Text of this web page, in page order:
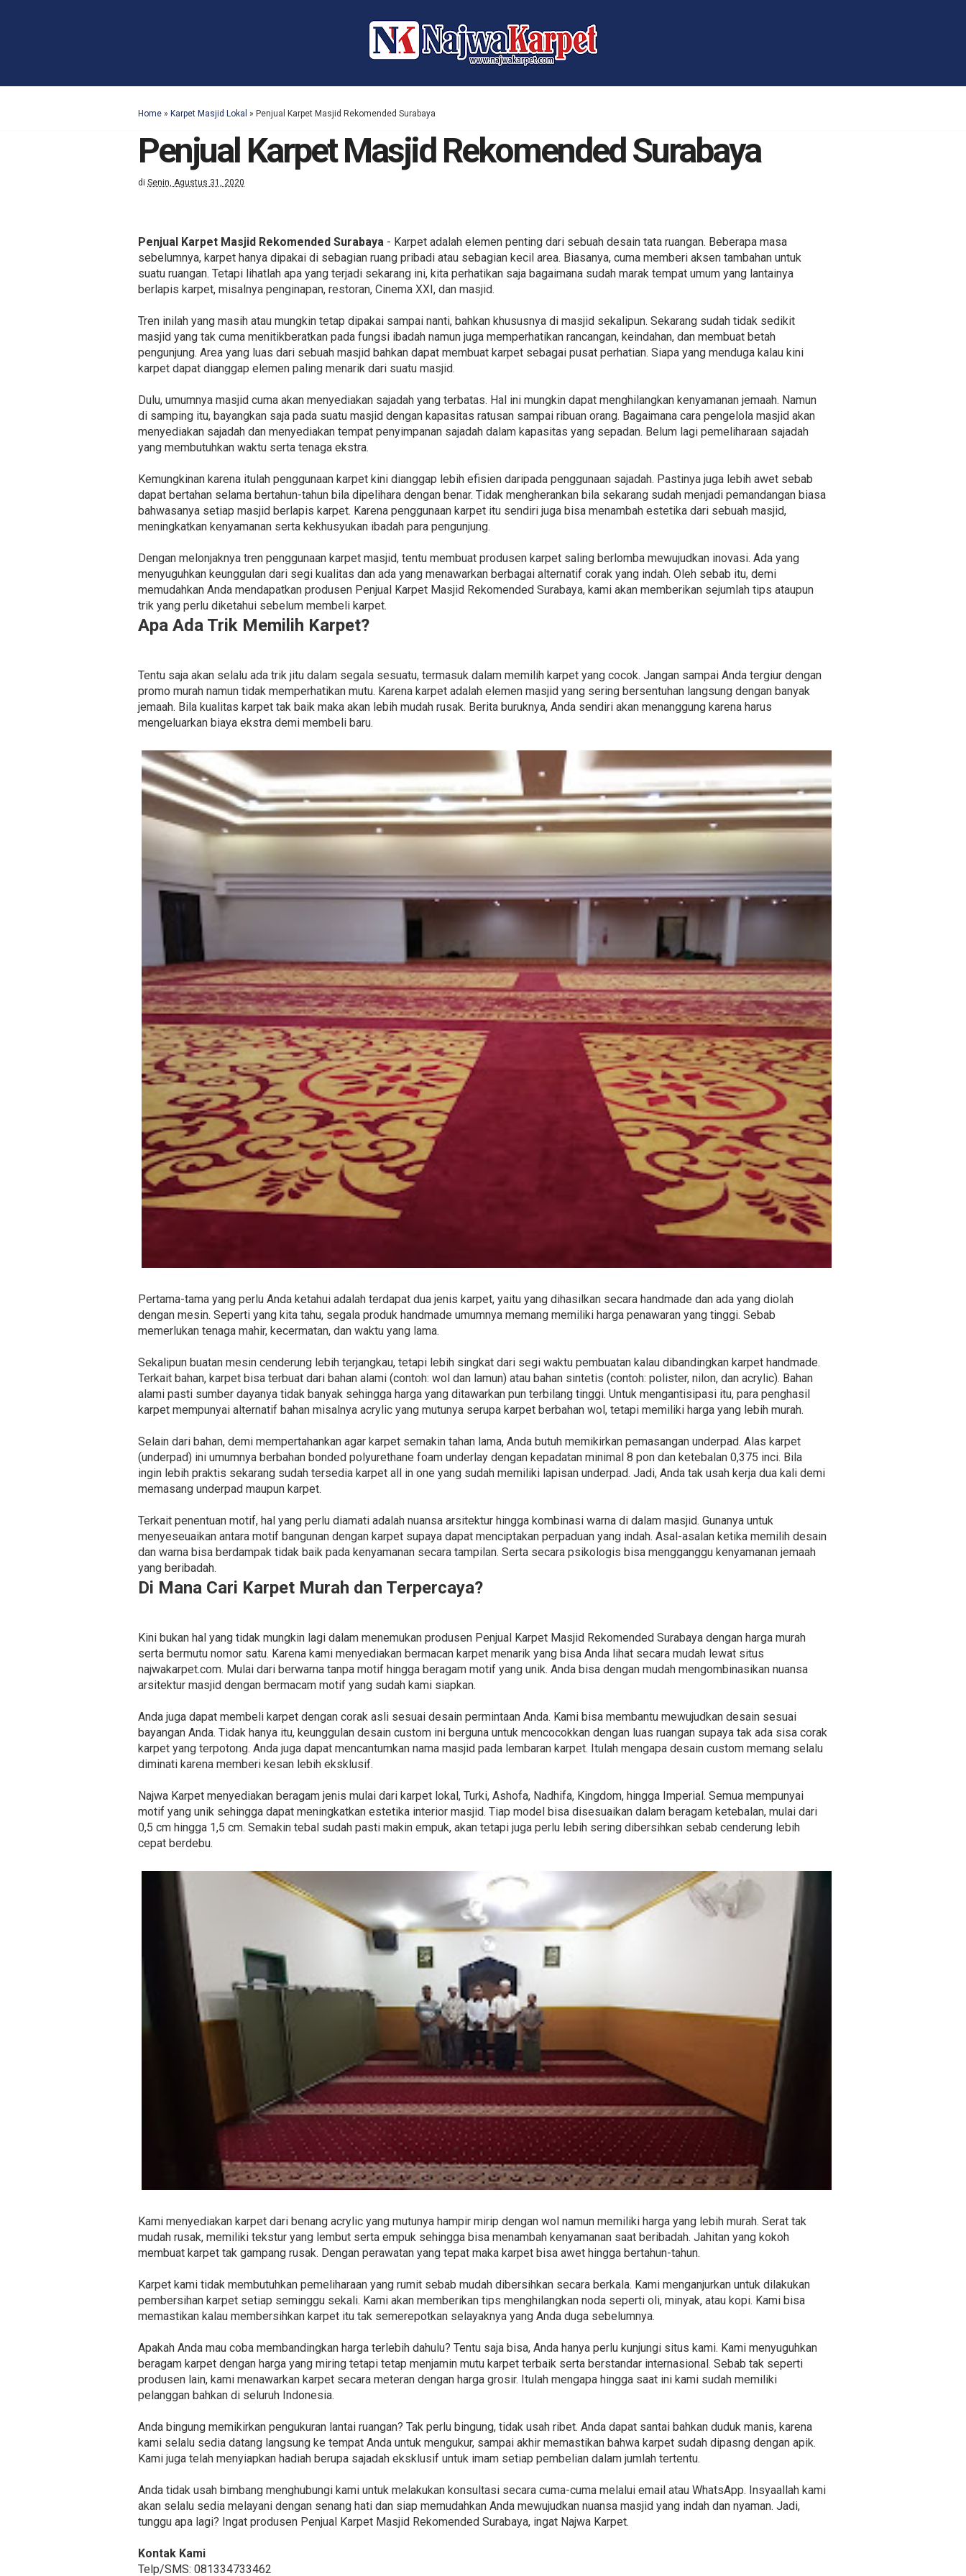
Home » Karpet Masjid Lokal » Penjual Karpet Masjid Rekomended Surabaya
Penjual Karpet Masjid Rekomended Surabaya
di Senin, Agustus 31, 2020
Penjual Karpet Masjid Rekomended Surabaya - Karpet adalah elemen penting dari sebuah desain tata ruangan. Beberapa masa
sebelumnya, karpet hanya dipakai di sebagian ruang pribadi atau sebagian kecil area. Biasanya, cuma memberi aksen tambahan untuk
suatu ruangan. Tetapi lihatlah apa yang terjadi sekarang ini, kita perhatikan saja bagaimana sudah marak tempat umum yang lantainya
berlapis karpet, misalnya penginapan, restoran, Cinema XXI, dan masjid.
Tren inilah yang masih atau mungkin tetap dipakai sampai nanti, bahkan khususnya di masjid sekalipun. Sekarang sudah tidak sedikit
masjid yang tak cuma menitikberatkan pada fungsi ibadah namun juga memperhatikan rancangan, keindahan, dan membuat betah
pengunjung. Area yang luas dari sebuah masjid bahkan dapat membuat karpet sebagai pusat perhatian. Siapa yang menduga kalau kini
karpet dapat dianggap elemen paling menarik dari suatu masjid.
Dulu, umumnya masjid cuma akan menyediakan sajadah yang terbatas. Hal ini mungkin dapat menghilangkan kenyamanan jemaah. Namun
di samping itu, bayangkan saja pada suatu masjid dengan kapasitas ratusan sampai ribuan orang. Bagaimana cara pengelola masjid akan
menyediakan sajadah dan menyediakan tempat penyimpanan sajadah dalam kapasitas yang sepadan. Belum lagi pemeliharaan sajadah
yang membutuhkan waktu serta tenaga ekstra.
Kemungkinan karena itulah penggunaan karpet kini dianggap lebih efisien daripada penggunaan sajadah. Pastinya juga lebih awet sebab
dapat bertahan selama bertahun-tahun bila dipelihara dengan benar. Tidak mengherankan bila sekarang sudah menjadi pemandangan biasa
bahwasanya setiap masjid berlapis karpet. Karena penggunaan karpet itu sendiri juga bisa menambah estetika dari sebuah masjid,
meningkatkan kenyamanan serta kekhusyukan ibadah para pengunjung.
Dengan melonjaknya tren penggunaan karpet masjid, tentu membuat produsen karpet saling berlomba mewujudkan inovasi. Ada yang
menyuguhkan keunggulan dari segi kualitas dan ada yang menawarkan berbagai alternatif corak yang indah. Oleh sebab itu, demi
memudahkan Anda mendapatkan produsen Penjual Karpet Masjid Rekomended Surabaya, kami akan memberikan sejumlah tips ataupun
trik yang perlu diketahui sebelum membeli karpet.
Apa Ada Trik Memilih Karpet?
Tentu saja akan selalu ada trik jitu dalam segala sesuatu, termasuk dalam memilih karpet yang cocok. Jangan sampai Anda tergiur dengan
promo murah namun tidak memperhatikan mutu. Karena karpet adalah elemen masjid yang sering bersentuhan langsung dengan banyak
jemaah. Bila kualitas karpet tak baik maka akan lebih mudah rusak. Berita buruknya, Anda sendiri akan menanggung karena harus
mengeluarkan biaya ekstra demi membeli baru.
Pertama-tama yang perlu Anda ketahui adalah terdapat dua jenis karpet, yaitu yang dihasilkan secara handmade dan ada yang diolah
dengan mesin. Seperti yang kita tahu, segala produk handmade umumnya memang memiliki harga penawaran yang tinggi. Sebab
memerlukan tenaga mahir, kecermatan, dan waktu yang lama.
Sekalipun buatan mesin cenderung lebih terjangkau, tetapi lebih singkat dari segi waktu pembuatan kalau dibandingkan karpet handmade.
Terkait bahan, karpet bisa terbuat dari bahan alami (contoh: wol dan lamun) atau bahan sintetis (contoh: polister, nilon, dan acrylic). Bahan
alami pasti sumber dayanya tidak banyak sehingga harga yang ditawarkan pun terbilang tinggi. Untuk mengantisipasi itu, para penghasil
karpet mempunyai alternatif bahan misalnya acrylic yang mutunya serupa karpet berbahan wol, tetapi memiliki harga yang lebih murah.
Selain dari bahan, demi mempertahankan agar karpet semakin tahan lama, Anda butuh memikirkan pemasangan underpad. Alas karpet
(underpad) ini umumnya berbahan bonded polyurethane foam underlay dengan kepadatan minimal 8 pon dan ketebalan 0,375 inci. Bila
ingin lebih praktis sekarang sudah tersedia karpet all in one yang sudah memiliki lapisan underpad. Jadi, Anda tak usah kerja dua kali demi
memasang underpad maupun karpet.
Terkait penentuan motif, hal yang perlu diamati adalah nuansa arsitektur hingga kombinasi warna di dalam masjid. Gunanya untuk
menyeseuaikan antara motif bangunan dengan karpet supaya dapat menciptakan perpaduan yang indah. Asal-asalan ketika memilih desain
dan warna bisa berdampak tidak baik pada kenyamanan secara tampilan. Serta secara psikologis bisa mengganggu kenyamanan jemaah
yang beribadah.
Di Mana Cari Karpet Murah dan Terpercaya?
Kini bukan hal yang tidak mungkin lagi dalam menemukan produsen Penjual Karpet Masjid Rekomended Surabaya dengan harga murah
serta bermutu nomor satu. Karena kami menyediakan bermacan karpet menarik yang bisa Anda lihat secara mudah lewat situs
najwakarpet.com. Mulai dari berwarna tanpa motif hingga beragam motif yang unik. Anda bisa dengan mudah mengombinasikan nuansa
arsitektur masjid dengan bermacam motif yang sudah kami siapkan.
Anda juga dapat membeli karpet dengan corak asli sesuai desain permintaan Anda. Kami bisa membantu mewujudkan desain sesuai
bayangan Anda. Tidak hanya itu, keunggulan desain custom ini berguna untuk mencocokkan dengan luas ruangan supaya tak ada sisa corak
karpet yang terpotong. Anda juga dapat mencantumkan nama masjid pada lembaran karpet. Itulah mengapa desain custom memang selalu
diminati karena memberi kesan lebih eksklusif.
Najwa Karpet menyediakan beragam jenis mulai dari karpet lokal, Turki, Ashofa, Nadhifa, Kingdom, hingga Imperial. Semua mempunyai
motif yang unik sehingga dapat meningkatkan estetika interior masjid. Tiap model bisa disesuaikan dalam beragam ketebalan, mulai dari
0,5 cm hingga 1,5 cm. Semakin tebal sudah pasti makin empuk, akan tetapi juga perlu lebih sering dibersihkan sebab cenderung lebih
cepat berdebu.
Kami menyediakan karpet dari benang acrylic yang mutunya hampir mirip dengan wol namun memiliki harga yang lebih murah. Serat tak
mudah rusak, memiliki tekstur yang lembut serta empuk sehingga bisa menambah kenyamanan saat beribadah. Jahitan yang kokoh
membuat karpet tak gampang rusak. Dengan perawatan yang tepat maka karpet bisa awet hingga bertahun-tahun.
Karpet kami tidak membutuhkan pemeliharaan yang rumit sebab mudah dibersihkan secara berkala. Kami menganjurkan untuk dilakukan
pembersihan karpet setiap seminggu sekali. Kami akan memberikan tips menghilangkan noda seperti oli, minyak, atau kopi. Kami bisa
memastikan kalau membersihkan karpet itu tak semerepotkan selayaknya yang Anda duga sebelumnya.
Apakah Anda mau coba membandingkan harga terlebih dahulu? Tentu saja bisa, Anda hanya perlu kunjungi situs kami. Kami menyuguhkan
beragam karpet dengan harga yang miring tetapi tetap menjamin mutu karpet terbaik serta berstandar internasional. Sebab tak seperti
produsen lain, kami menawarkan karpet secara meteran dengan harga grosir. Itulah mengapa hingga saat ini kami sudah memiliki
pelanggan bahkan di seluruh Indonesia.
Anda bingung memikirkan pengukuran lantai ruangan? Tak perlu bingung, tidak usah ribet. Anda dapat santai bahkan duduk manis, karena
kami selalu sedia datang langsung ke tempat Anda untuk mengukur, sampai akhir memastikan bahwa karpet sudah dipasng dengan apik.
Kami juga telah menyiapkan hadiah berupa sajadah eksklusif untuk imam setiap pembelian dalam jumlah tertentu.
Anda tidak usah bimbang menghubungi kami untuk melakukan konsultasi secara cuma-cuma melalui email atau WhatsApp. Insyaallah kami
akan selalu sedia melayani dengan senang hati dan siap memudahkan Anda mewujudkan nuansa masjid yang indah dan nyaman. Jadi,
tunggu apa lagi? Ingat produsen Penjual Karpet Masjid Rekomended Surabaya, ingat Najwa Karpet.
Kontak Kami
Telp/SMS: 081334733462